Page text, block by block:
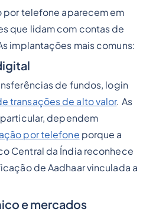
por telefone aparecem em
que lidam com contas de
implantações mais comuns:
de fundos, login
transações de alto valor. As
dependem
por telefone porque a
Central da Índia reconhece
de Aadhaar vinculada a
e mercados